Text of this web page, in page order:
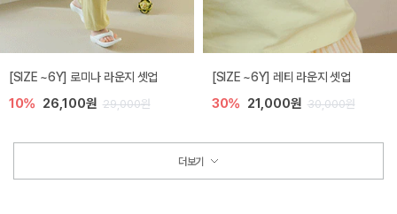
[SIZE ~6Y] 로미나 라운지 셋업
10% 26,100원 29,000원
[SIZE ~6Y] 레티 라운지 셋업
30% 21,000원 30,000원
더보기